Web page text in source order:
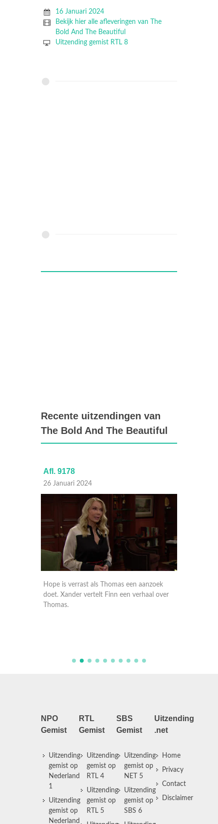
16 Januari 2024
Bekijk hier alle afleveringen van The
Bold And The Beautiful
Uitzending gemist RTL 8
Recente uitzendingen van
The Bold And The Beautiful
Afl. 9178
26 Januari 2024
Hope is verrast als Thomas een aanzoek
doet. Xander vertelt Finn een verhaal over
Thomas.
NPO
Gemist
Uitzending
gemist op
Nederland
1
Uitzending
gemist op
Nederland
RTL
Gemist
Uitzending
gemist op
RTL 4
Uitzending
gemist op
RTL 5
SBS
Gemist
Uitzending
gemist op
NET 5
Uitzending
gemist op
SBS 6
Uitzending
.net
Home
Privacy
Contact
Disclaimer